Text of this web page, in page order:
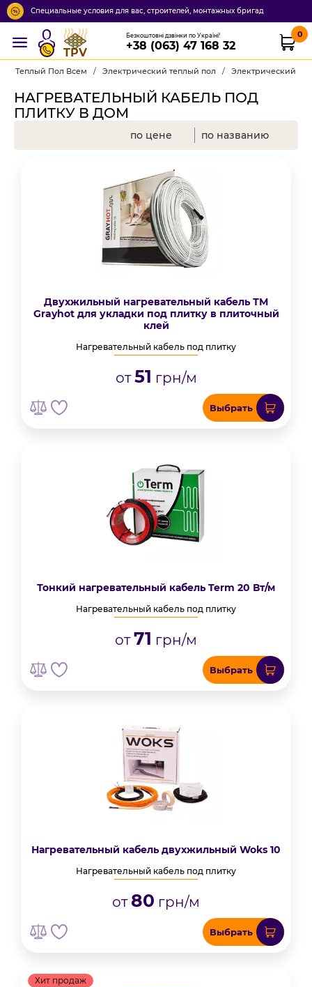
Специальные условия для вас, строителей, монтажных бригад
TPV
Безкоштовні дзвінки по Україні!
+38 (063) 47 168 32
0
Теплый Пол Всем / Электрический теплый пол / Электрический
НАГРЕВАТЕЛЬНЫЙ КАБЕЛЬ ПОД
ПЛИТКУ В ДОМ
по цене по названию
Двухжильный нагревательный кабель ТМ
Grayhot для укладки под плитку в плиточный
клей
Нагревательный кабель под плитку
от51 грн/м
Выбрать
Тонкий нагревательный кабель Term 20 Вт/м
Нагревательный кабель под плитку
от71 грн/м
Выбрать
Нагревательный кабель двухжильный Woks 10
Нагревательный кабель под плитку
от 80 грн/м
Выбрать
Хит продаж